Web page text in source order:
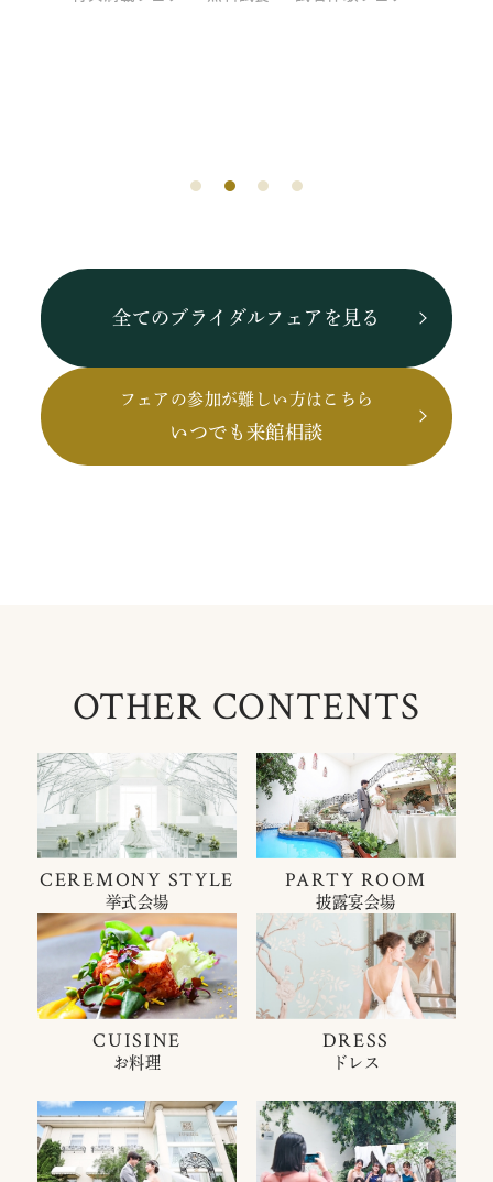
全てのブライダルフェアを見る
フェアの参加が難しい方はこちら
いつでも来館相談
OTHER CONTENTS
CEREMONY STYLE
挙式会場
PARTY ROOM
披露宴会場
CUISINE
お料理
DRESS
ドレス